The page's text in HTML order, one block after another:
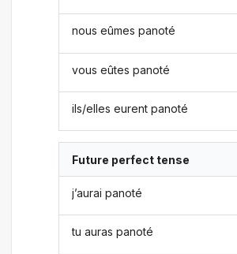
nous eûmes panoté
vous eûtes panoté
ils/elles eurent panoté
Future perfect tense
j’aurai panoté
tu auras panoté